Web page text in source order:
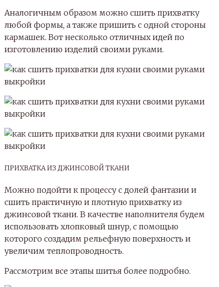
Аналогичным образом можно сшить прихватку
любой формы, а также пришить с одной стороны
кармашек. Вот несколько отличных идей по
изготовлению изделий своими руками.
ПРИХВАТКА ИЗ ДЖИНСОВОЙ ТКАНИ
Можно подойти к процессу с долей фантазии и
сшить практичную и плотную прихватку из
джинсовой ткани. В качестве наполнителя будем
использовать хлопковый шнур, с помощью
которого создадим рельефную поверхность и
увеличим теплопроводность.
Рассмотрим все этапы шитья более подробно.